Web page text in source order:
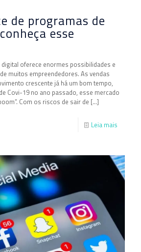
de programas de
esse
oferece enormes possibilidades e
muitos empreendedores. As vendas
crescente já há um bom tempo,
Covi-19 no ano passado, esse mercado
Com os riscos de sair de […]
Leia mais